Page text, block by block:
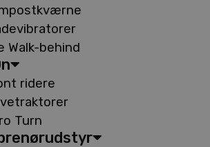
Walk-behind
ridere
Turn